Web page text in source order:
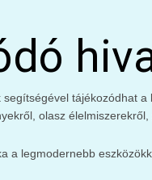
tájékozódhat
olasz
a legmodernebb